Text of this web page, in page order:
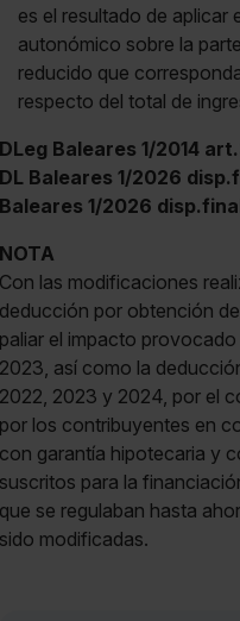
es el resultado de aplicar
autonómico sobre la
reducido que
respecto del total de
DLeg Baleares 1/2014
DL Baleares 1/2026
Baleares 1/2026
NOTA
Con las modificaciones
deducción por obtención
paliar el impacto
2023, así como la
2022, 2023 y 2024, por el
por los contribuyentes en
con garantía hipotecaria y
suscritos para la
que se regulaban hasta
sido modificadas.